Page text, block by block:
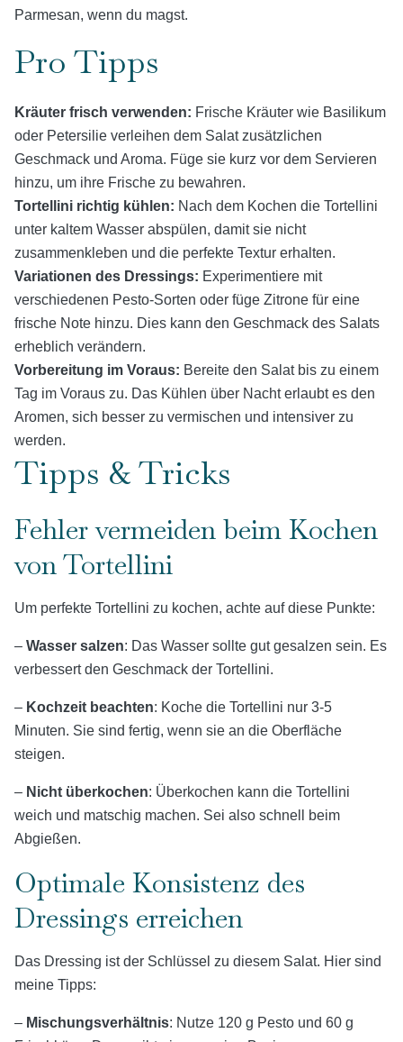
Parmesan, wenn du magst.
Pro Tipps
Kräuter frisch verwenden: Frische Kräuter wie Basilikum
oder Petersilie verleihen dem Salat zusätzlichen
Geschmack und Aroma. Füge sie kurz vor dem Servieren
hinzu, um ihre Frische zu bewahren.
Tortellini richtig kühlen: Nach dem Kochen die Tortellini
unter kaltem Wasser abspülen, damit sie nicht
zusammenkleben und die perfekte Textur erhalten.
Variationen des Dressings: Experimentiere mit
verschiedenen Pesto-Sorten oder füge Zitrone für eine
frische Note hinzu. Dies kann den Geschmack des Salats
erheblich verändern.
Vorbereitung im Voraus: Bereite den Salat bis zu einem
Tag im Voraus zu. Das Kühlen über Nacht erlaubt es den
Aromen, sich besser zu vermischen und intensiver zu
werden.
Tipps & Tricks
Fehler vermeiden beim Kochen
von Tortellini
Um perfekte Tortellini zu kochen, achte auf diese Punkte:
– Wasser salzen: Das Wasser sollte gut gesalzen sein. Es
verbessert den Geschmack der Tortellini.
– Kochzeit beachten: Koche die Tortellini nur 3-5
Minuten. Sie sind fertig, wenn sie an die Oberfläche
steigen.
– Nicht überkochen: Überkochen kann die Tortellini
weich und matschig machen. Sei also schnell beim
Abgießen.
Optimale Konsistenz des
Dressings erreichen
Das Dressing ist der Schlüssel zu diesem Salat. Hier sind
meine Tipps:
– Mischungsverhältnis: Nutze 120 g Pesto und 60 g